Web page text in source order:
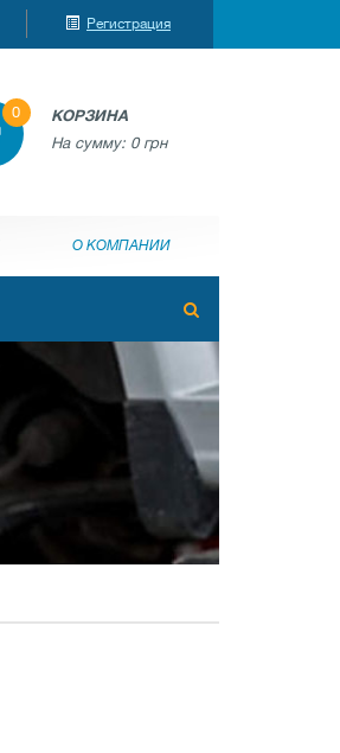
Регистрация
0
КОРЗИНА
На сумму: 0 грн
О КОМПАНИИ